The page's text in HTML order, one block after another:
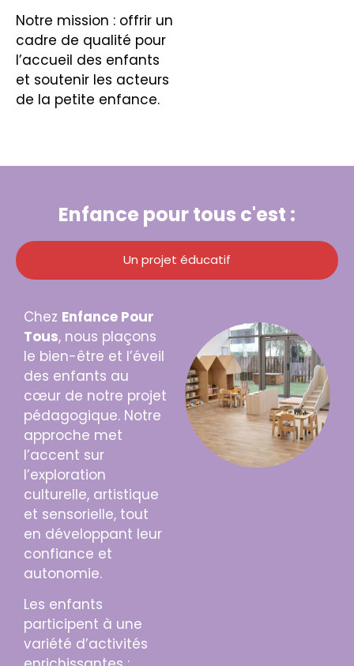
Notre mission : offrir un
cadre de qualité pour
l’accueil des enfants
et soutenir les acteurs
de la petite enfance.
Enfance pour tous c'est :
Un projet éducatif
Chez Enfance Pour
Tous, nous plaçons
le bien-être et l’éveil
des enfants au
cœur de notre projet
pédagogique. Notre
approche met
l’accent sur
l’exploration
culturelle, artistique
et sensorielle, tout
en développant leur
confiance et
autonomie.
Les enfants
participent à une
variété d’activités